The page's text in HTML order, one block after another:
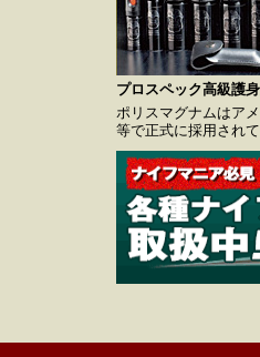
プロスペック高級護
ポリスマグナムはア
等で正式に採用され